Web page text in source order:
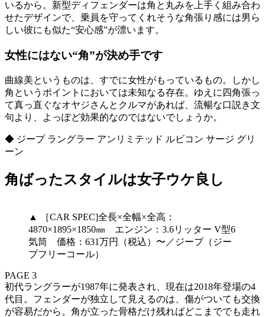
いるから。新型ディフェンダーは角と丸みを上手く組み合わ
せたデザインで、乗員を守ってくれそうな角張り感には男ら
しい彼にも似た“安心感”が漂います。
女性にはない“角”が決め手です
曲線美というものは、すでに女性がもっているもの。しかし
角というポイントにおいては未知なる存在。ゆえに四角張っ
て真っ直ぐなオヤジさんとクルマがあれば、流暢な口説き文
句より、よっぽど効果的なのではないでしょうか。
◆ ジープ ラングラー アンリミテッド ルビコン サージ グリ
ーン
角ばったスタイルは女子ウケ良し
▲ ［CAR SPEC]全長×全幅×全高：
4870×1895×1850㎜ エンジン：3.6リッター V型6
気筒 価格：631万円（税込）〜／ジープ（ジー
プフリーコール）
PAGE 3
初代ラングラーが1987年に発表され、現在は2018年登場の4
代目。フェンダーが独立して見えるのは、傷がついても交換
が容易だから。角が立った骨格だけ残ればどこまででも走れ